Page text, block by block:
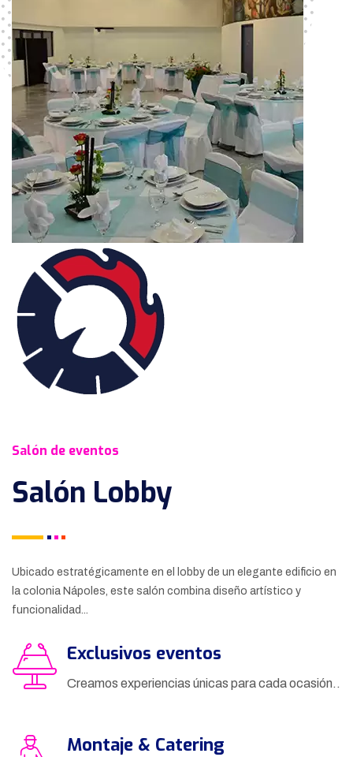
Salón de eventos
Salón Lobby
Ubicado estratégicamente en el lobby de un elegante edificio en
la colonia Nápoles, este salón combina diseño artístico y
funcionalidad...
Exclusivos eventos
Creamos experiencias únicas para cada ocasión..
Montaje & Catering